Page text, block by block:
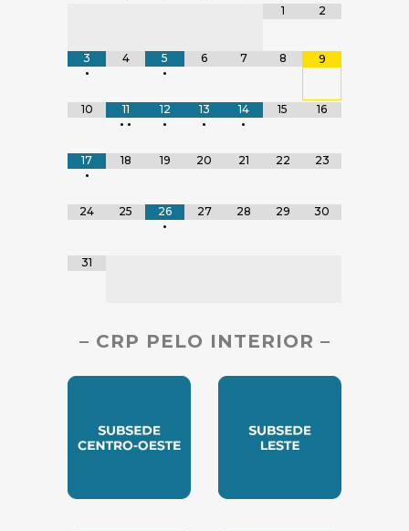
1
2
3
•
4
5
•
6 7 8 9
10
11
• •
12
•
13
•
14
•
15 16
17
•
18 19 20 21 22 23
24 25
26
•
27 28 29 30
31
– CRP PELO INTERIOR –